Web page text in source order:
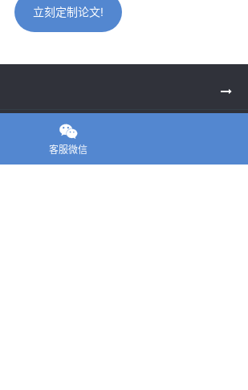
立刻定制论文!

客服微信